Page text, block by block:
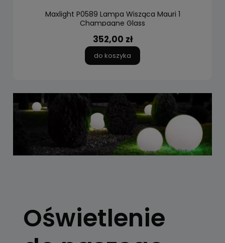
Maxlight P0589 Lampa Wisząca Mauri 1
Champagne Glass
352,00 zł
do koszyka
Kule, latarnie
ogrodowe, girlandy
Oświetlenie